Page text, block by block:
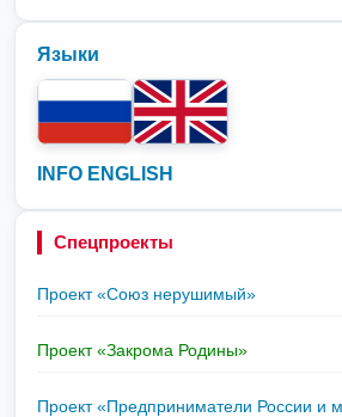
Языки
INFO ENGLISH
Спецпроекты
Проект «Союз нерушимый»
Проект «Закрома Родины»
Проект «Предприниматели России и